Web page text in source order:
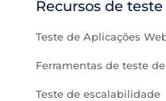
Recursos de
Teste de Aplicações
Ferramentas de teste
Teste de escalabilidade